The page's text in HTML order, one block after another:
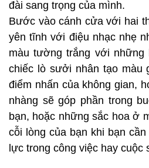
đài sang trọng của mình.
Bước vào cánh cửa với hai
yên tĩnh với điệu nhạc nhẹ
màu tường trắng với những
chiếc lò sưởi nhân tạo màu
điểm nhấn của không gian,
nhàng sẽ góp phần trong
bạn, hoặc những sắc hoa ở
cỗi lòng của bạn khi bạn
lực trong công việc hay cuộc